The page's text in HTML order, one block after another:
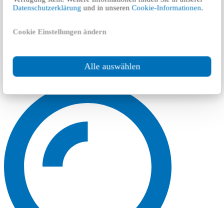
Datenschutzerklärung und in unserenCookie-Informationen.
Cookie Einstellungen ändern
Alle auswählen